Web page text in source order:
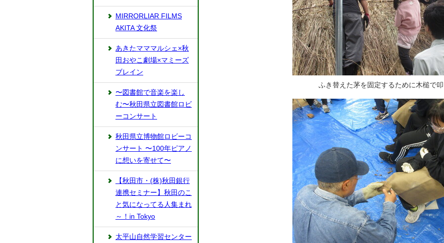
ふき替えた茅を固定するために木槌で
MIRRORLIAR FILMS
AKITA 文化祭
あきたマママルシェ×秋
田おやこ劇場×マミーズ
ブレイン
〜図書館で音楽を楽し
む〜秋田県立図書館ロビ
ーコンサート
秋田県立博物館ロビーコ
ンサート 〜100年ピアノ
に想いを寄せて〜
【秋田市・(株)秋田銀行
連携セミナー】秋田のこ
と気になってる人集まれ
～！in Tokyo
太平山自然学習センター